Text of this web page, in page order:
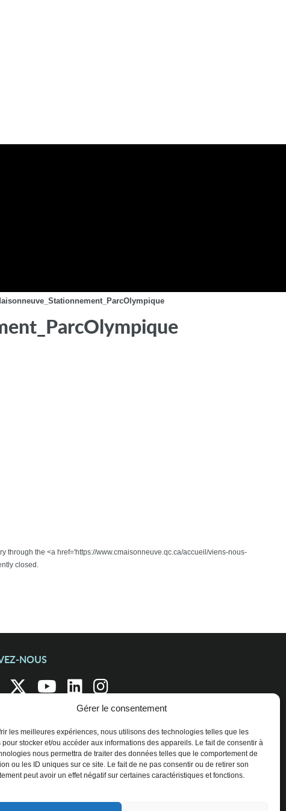
Gérer le consentement
les meilleures expériences, nous utilisons des technologies telles que les
pour stocker et/ou accéder aux informations des appareils. Le fait de consentir à
nous permettra de traiter des données telles que le comportement de
ou les ID uniques sur ce site. Le fait de ne pas consentir ou de retirer son
peut avoir un effet négatif sur certaines caractéristiques et fonctions.
through the <a href='https://www.cmaisonneuve.qc.ca/accueil/viens-nous-
closed.
NOUS